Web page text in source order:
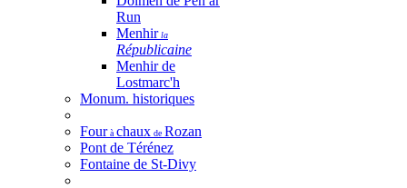
Run
Menhirla
Républicaine
Menhir de
Lostmarc'h
Monum. historiques
Fourà chaux de Rozan
Pont de Térénez
Fontaine de St-Divy